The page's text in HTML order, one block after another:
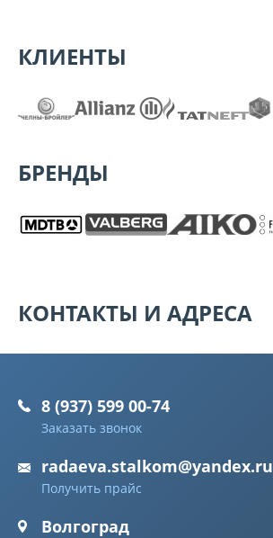
КЛИЕНТЫ
БРЕНДЫ
КОНТАКТЫ И АДРЕСА
8 (937) 599 00-74
Заказать звонок
radaeva.stalkom@yandex.ru
Получить прайс
Волгоград